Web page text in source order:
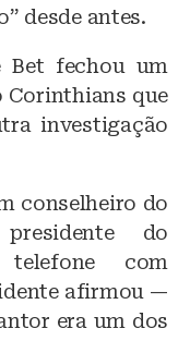
desde antes.
Bet fechou um
que
investigação
conselheiro do
do
com
afirmou —
era um dos